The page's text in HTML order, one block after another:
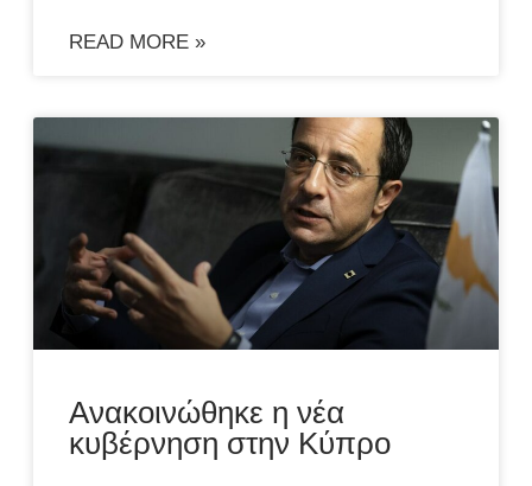
READ MORE »
Ανακοινώθηκε η νέα
κυβέρνηση στην Κύπρο